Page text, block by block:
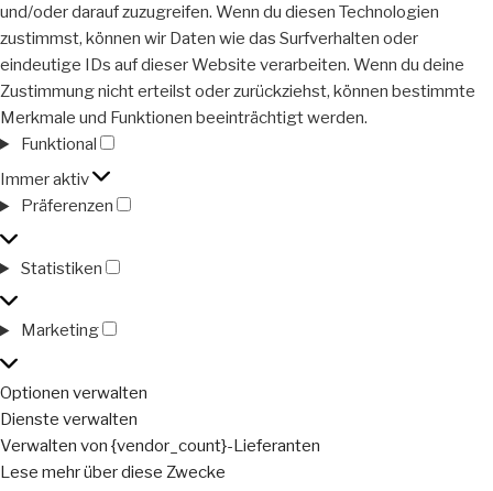
und/oder darauf zuzugreifen. Wenn du diesen Technologien
zustimmst, können wir Daten wie das Surfverhalten oder
eindeutige IDs auf dieser Website verarbeiten. Wenn du deine
Zustimmung nicht erteilst oder zurückziehst, können bestimmte
Merkmale und Funktionen beeinträchtigt werden.
Funktional
Funktional
Immer aktiv
Präferenzen
Präferenzen
Statistiken
Statistiken
Marketing
Marketing
Optionen verwalten
Dienste verwalten
Verwalten von {vendor_count}-Lieferanten
Lese mehr über diese Zwecke